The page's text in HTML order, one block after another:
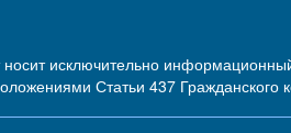
исключительно
Статьи 437 Гражданского